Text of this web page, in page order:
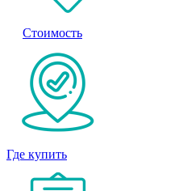
Стоимость
Где купить